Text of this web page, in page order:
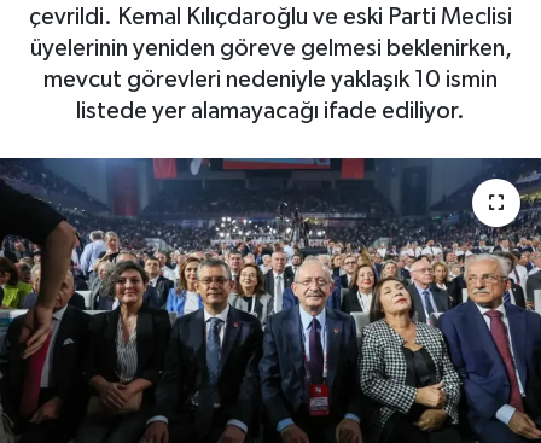
çevrildi. Kemal Kılıçdaroğlu ve eski Parti Meclisi
üyelerinin yeniden göreve gelmesi beklenirken,
mevcut görevleri nedeniyle yaklaşık 10 ismin
listede yer alamayacağı ifade ediliyor.
SPOR